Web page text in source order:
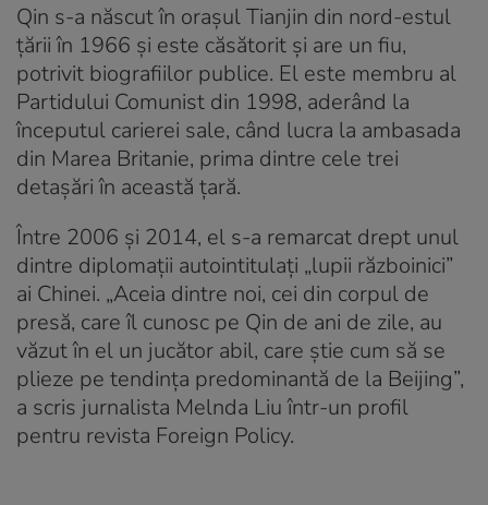
Qin s-a născut în orașul Tianjin din nord-estul
țării în 1966 și este căsătorit și are un fiu,
potrivit biografiilor publice. El este membru al
Partidului Comunist din 1998, aderând la
începutul carierei sale, când lucra la ambasada
din Marea Britanie, prima dintre cele trei
detașări în această țară.
Între 2006 și 2014, el s-a remarcat drept unul
dintre diplomații autointitulați „lupii războinici”
ai Chinei. „Aceia dintre noi, cei din corpul de
presă, care îl cunosc pe Qin de ani de zile, au
văzut în el un jucător abil, care știe cum să se
plieze pe tendința predominantă de la Beijing”,
a scris jurnalista Melnda Liu într-un profil
pentru revista Foreign Policy.